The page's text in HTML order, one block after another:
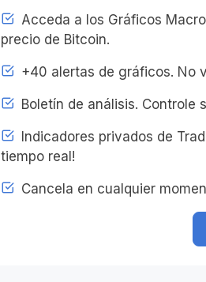
Acceda a los Gráficos
precio de Bitcoin.
+40 alertas de gráficos. No
Boletín de análisis. Controle
Indicadores privados de
tiempo real!
Cancela en cualquier